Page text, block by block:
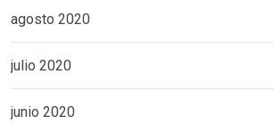
agosto 2020
julio 2020
junio 2020